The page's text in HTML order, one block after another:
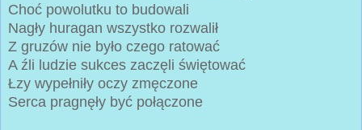
Choć powolutku to budowali
Nagły huragan wszystko rozwalił
Z gruzów nie było czego ratować
A źli ludzie sukces zaczęli świętować
Łzy wypełniły oczy zmęczone
Serca pragnęły być połączone